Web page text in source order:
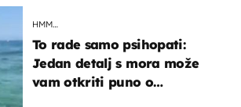
HMM…
To rade samo psihopati:
Jedan detalj s mora može
vam otkriti puno o